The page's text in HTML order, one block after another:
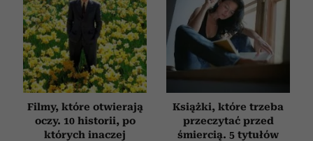
Filmy, które otwierają
oczy. 10 historii, po
których inaczej
Książki, które trzeba
przeczytać przed
śmiercią. 5 tytułów